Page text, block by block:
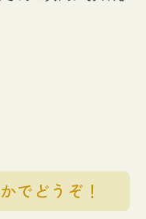
でどうぞ！